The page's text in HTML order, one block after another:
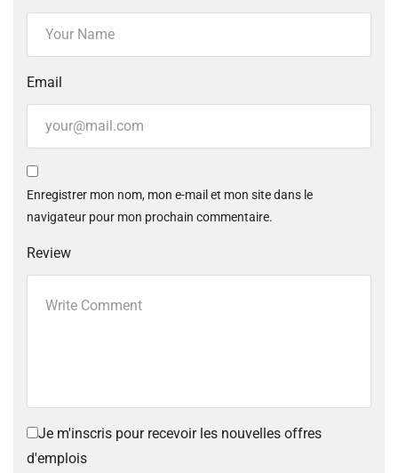
Email
Enregistrer mon nom, mon e-mail et mon site dans le
navigateur pour mon prochain commentaire.
Review
Je m'inscris pour recevoir les nouvelles offres
d'emplois